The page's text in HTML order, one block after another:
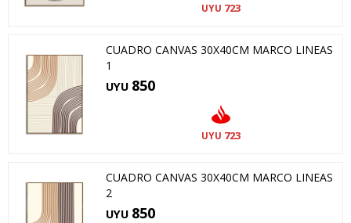
UYU 723
CUADRO CANVAS 30X40CM MARCO LINEAS
1
UYU 850
UYU 723
CUADRO CANVAS 30X40CM MARCO LINEAS
2
UYU 850